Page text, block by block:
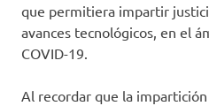
que permitiera impartir
avances tecnológicos, en el
COVID-19.
Al recordar que la